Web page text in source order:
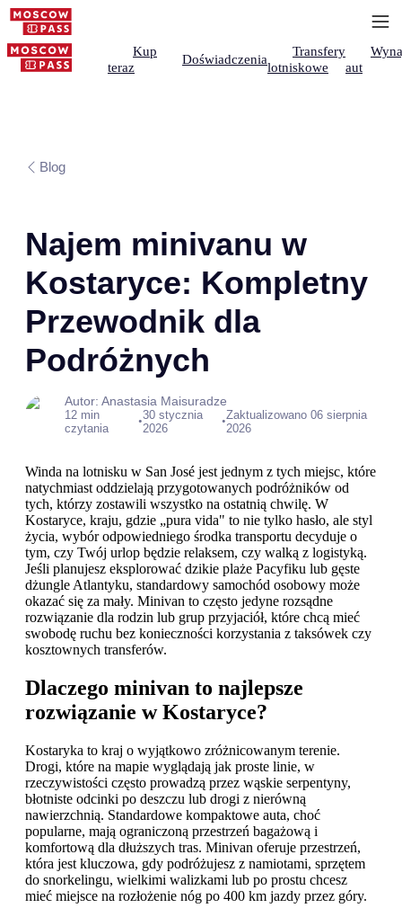
Kup
teraz
Doświadczenia
Transfery
lotniskowe
aut
Blog
Najem minivanu w
Kostaryce: Kompletny
Przewodnik dla
Podróżnych
Autor: Anastasia Maisuradze
12 min
czytania
•30 stycznia
2026
•Zaktualizowano 06 sierpnia
2026
Winda na lotnisku w San José jest jednym z tych miejsc, które
natychmiast oddzielają przygotowanych podróżników od
tych, którzy zostawili wszystko na ostatnią chwilę. W
Kostaryce, kraju, gdzie „pura vida" to nie tylko hasło, ale styl
życia, wybór odpowiedniego środka transportu decyduje o
tym, czy Twój urlop będzie relaksem, czy walką z logistyką.
Jeśli planujesz eksplorować dzikie plaże Pacyfiku lub gęste
dżungle Atlantyku, standardowy samochód osobowy może
okazać się za mały. Minivan to często jedyne rozsądne
rozwiązanie dla rodzin lub grup przyjaciół, które chcą mieć
swobodę ruchu bez konieczności korzystania z taksówek czy
kosztownych transferów.
Dlaczego minivan to najlepsze
rozwiązanie w Kostaryce?
Kostaryka to kraj o wyjątkowo zróżnicowanym terenie.
Drogi, które na mapie wyglądają jak proste linie, w
rzeczywistości często prowadzą przez wąskie serpentyny,
błotniste odcinki po deszczu lub drogi z nierówną
nawierzchnią. Standardowe kompaktowe auta, choć
popularne, mają ograniczoną przestrzeń bagażową i
komfortową dla dłuższych tras. Minivan oferuje przestrzeń,
która jest kluczowa, gdy podróżujesz z namiotami, sprzętem
do snorkelingu, wielkimi walizkami lub po prostu chcesz
mieć miejsce na rozłożenie nóg po 400 km jazdy przez góry.